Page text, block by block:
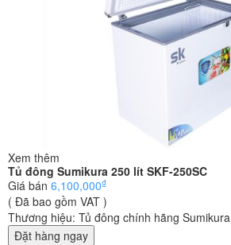
Xem thêm
Tủ đông Sumikura 250 lít SKF-250SC
Giá bán 6,100,000₫
( Đã bao gồm VAT )
Thương hiệu: Tủ đông chính hãng Sumikura
Đặt hàng ngay